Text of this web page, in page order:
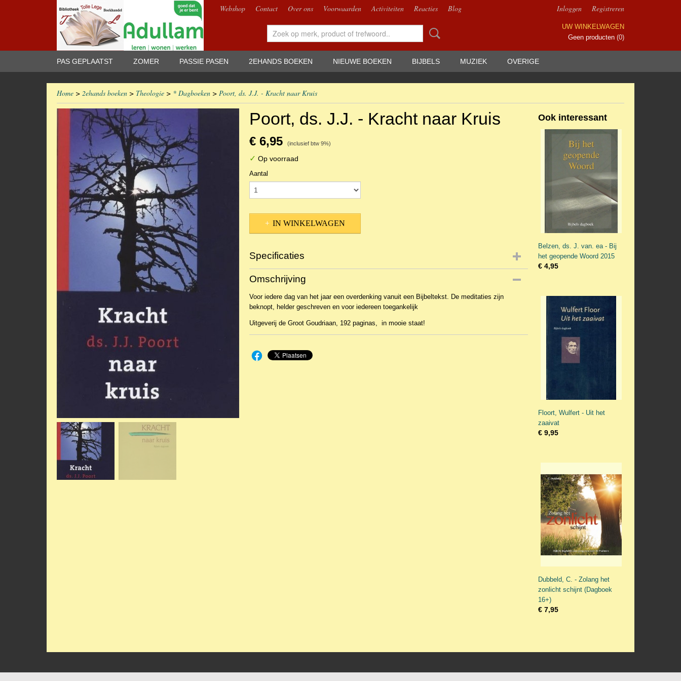
Webshop Contact Over ons Voorwaarden Activiteiten Reacties Blog Inloggen Registreren
UW WINKELWAGEN
Geen producten (0)
PAS GEPLAATST ZOMER PASSIE PASEN 2EHANDS BOEKEN NIEUWE BOEKEN BIJBELS MUZIEK OVERIGE
Home > 2ehands boeken > Theologie > * Dagboeken > Poort, ds. J.J. - Kracht naar Kruis
Poort, ds. J.J. - Kracht naar Kruis
€ 6,95 (inclusief btw 9%)
✓ Op voorraad
Aantal
IN WINKELWAGEN
Specificaties
Productcode
EAN code
Omschrijving
Voor iedere dag van het jaar een overdenking vanuit een Bijbeltekst. De meditaties zijn
beknopt, helder geschreven en voor iedereen toegankelijk
Uitgeverij de Groot Goudriaan, 192 paginas, in mooie staat!
Ook interessant
Belzen, ds. J. van. ea - Bij
het geopende Woord 2015
€ 4,95
Floort, Wulfert - Uit het
zaaivat
€ 9,95
Dubbeld, C. - Zolang het
zonlicht schijnt (Dagboek
16+)
€ 7,95